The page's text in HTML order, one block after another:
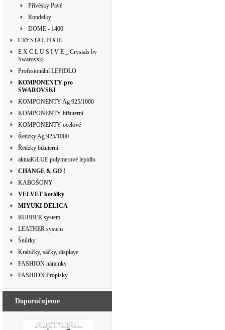
Přívěsky Pavé
Rondelky
DOME - 1400
CRYSTAL PIXIE
E X C L U S I V E _ Crystals by
Swarovski
Profesionální LEPIDLO
KOMPONENTY pro
SWAROVSKI
KOMPONENTY Ag 925/1000
KOMPONENTY bižuterní
KOMPONENTY ocelové
Řetízky Ag 925/1000
Řetízky bižuterní
aktualGLUE polymerové lepidlo
CHANGE & GO !
KABOŠONY
VELVET korálky
MIYUKI DELICA
RUBBER system
LEATHER system
Šnůrky
Krabičky, sáčky, displaye
FASHION náramky
FASHION Propisky
Doporučujeme